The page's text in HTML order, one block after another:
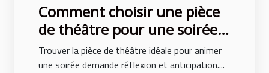
Comment choisir une pièce
de théâtre pour une soirée
réussie ?
Trouver la pièce de théâtre idéale pour animer
une soirée demande réflexion et anticipation....